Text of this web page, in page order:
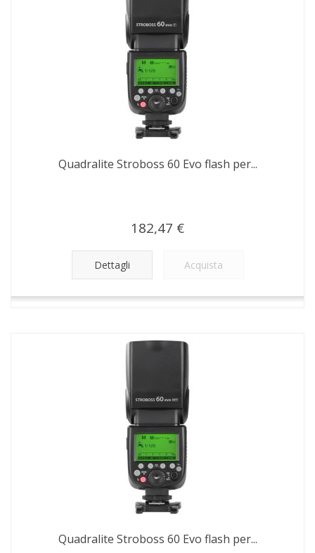
Quadralite Stroboss 60 Evo flash per...
182,47 €
Dettagli Acquista
Quadralite Stroboss 60 Evo flash per...